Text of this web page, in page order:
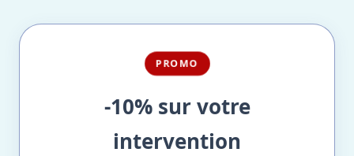
PROMO
-10% sur votre
intervention